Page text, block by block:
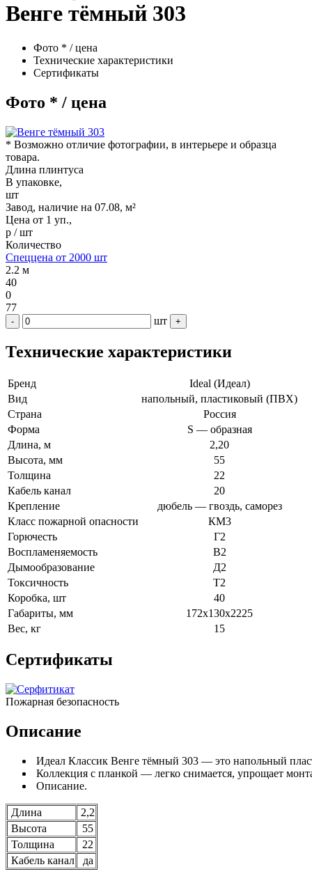
Венге тёмный 303
Фото * / цена
Технические характеристики
Сертификаты
Фото * / цена
* Возможно отличие фотографии, в интерьере и образца
товара.
Длина плинтуса
В упаковке,
шт
Завод, наличие на 07.08, м²
Цена от 1 уп.,
р / шт
Количество
Спеццена от 2000 шт
2.2 м
40
0
77
- шт +
Технические характеристики
Бренд
Ideal (Идеал)
Вид
напольный, пластиковый (ПВХ)
Страна
Россия
Форма
S — образная
Длина, м
2,20
Высота, мм
55
Толщина
22
Кабель канал
20
Крепление
дюбель — гвоздь, саморез
Класс пожарной опасности
КМ3
Горючесть
Г2
Воспламеняемость
В2
Дымообразование
Д2
Токсичность
Т2
Коробка, шт
40
Габариты, мм
172х130х2225
Вес, кг
15
Сертификаты
Пожарная безопасность
Описание
Идеал Классик Венге тёмный 303 — это напольный
Коллекция с планкой — легко снимается, упрощает
Описание.
Длина
2,2
Высота
55
Толщина
22
Кабель канал
да